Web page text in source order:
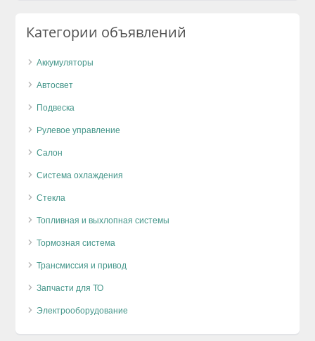
Категории объявлений
Аккумуляторы
Автосвет
Подвеска
Рулевое управление
Салон
Система охлаждения
Стекла
Топливная и выхлопная системы
Тормозная система
Трансмиссия и привод
Запчасти для ТО
Электрооборудование